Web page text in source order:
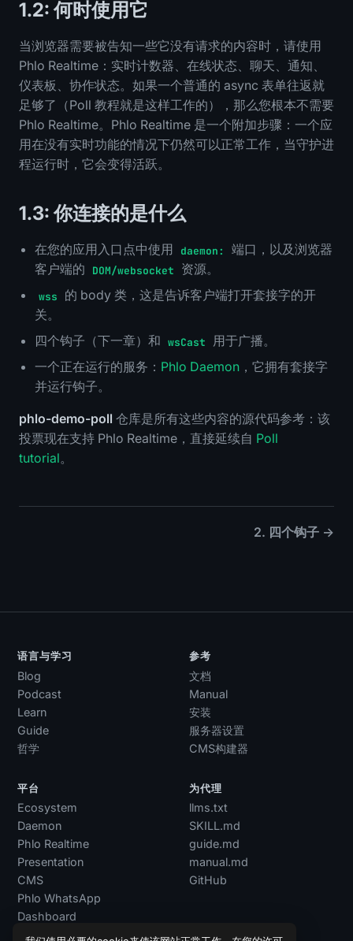
1.2: 何时使用它
当浏览器需要被告知一些它没有请求的内容时，请使用
Phlo Realtime：实时计数器、在线状态、聊天、通知、
仪表板、协作状态。如果一个普通的 async 表单往返就
足够了（Poll 教程就是这样工作的），那么您根本不需要
Phlo Realtime。Phlo Realtime 是一个附加步骤：一个应
用在没有实时功能的情况下仍然可以正常工作，当守护进
程运行时，它会变得活跃。
1.3: 你连接的是什么
在您的应用入口点中使用 daemon:
端口，以及浏览器
客户端的
DOM/websocket 资源。
wss
的 body 类，这是告诉客户端打开套接字的开
关。
四个钩子（下一章）和 wsCast
用于广播。
一个正在运行的服务： Phlo Daemon ，它拥有套接字
并运行钩子。
phlo-demo-poll 仓库是所有这些内容的源代码参考：该
投票现在支持 Phlo Realtime，直接延续自 Poll
tutorial。
2. 四个钩子 →
语言与学习
Blog
Podcast
Learn
Guide
哲学
参考
文档
Manual
安装
服务器设置
CMS构建器
平台
Ecosystem
Daemon
Phlo Realtime
Presentation
CMS
Phlo WhatsApp
Dashboard
为代理
llms.txt
SKILL.md
guide.md
manual.md
GitHub